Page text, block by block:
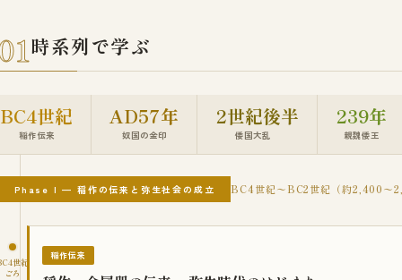
時系列で学ぶ
BC4世紀
稲作伝来
AD57年
奴国の金印
2世紀後半
倭国大乱
239年
親魏倭王
Phase I — 稲作の伝来と弥生社会の成立 BC4世紀〜BC2世紀（約2,400〜
世紀
ごろ
稲作伝来